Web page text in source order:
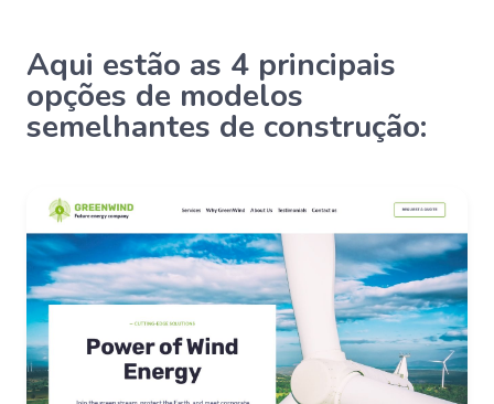
Aqui estão as 4 principais
opções de modelos
semelhantes de construção: